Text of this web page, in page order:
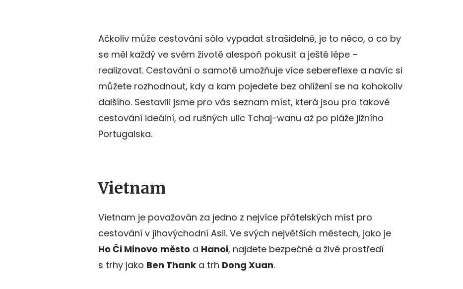
Ačkoliv může cestování sólo vypadat strašidelně, je to něco, o co by
se měl každý ve svém životě alespoň pokusit a ještě lépe –
realizovat. Cestování o samotě umožňuje více sebereflexe a navíc si
můžete rozhodnout, kdy a kam pojedete bez ohlížení se na kohokoliv
dalšího. Sestavili jsme pro vás seznam míst, která jsou pro takové
cestování ideální, od rušných ulic Tchaj-wanu až po pláže jižního
Portugalska.
Vietnam
Vietnam je považován za jedno z nejvíce přátelských míst pro
cestování v jihovýchodní Asii. Ve svých největších městech, jako je
Ho Či Minovo město a Hanoi, najdete bezpečné a živé prostředí
s trhy jako Ben Thank a trh Dong Xuan.